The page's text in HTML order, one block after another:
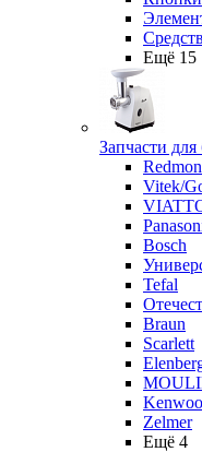
Ещё 15
Запчасти
Vitek/
Bosch
Tefal
Braun
Scarlett
Zelmer
Ещё 4